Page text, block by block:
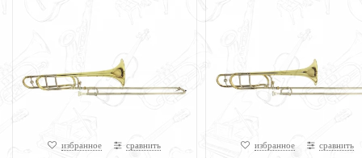
избранное сравнить избранное сравнить